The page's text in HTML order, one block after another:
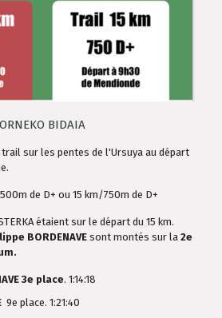
BIDAIA
trail sur les pentes de l'Ursuya au départ
de D+ ou 15 km/750m de D+
étaient sur le départ du 15 km.
BORDENAVE sont montés sur la 2e
3e place. 1:14:18
9e place. 1:21:40